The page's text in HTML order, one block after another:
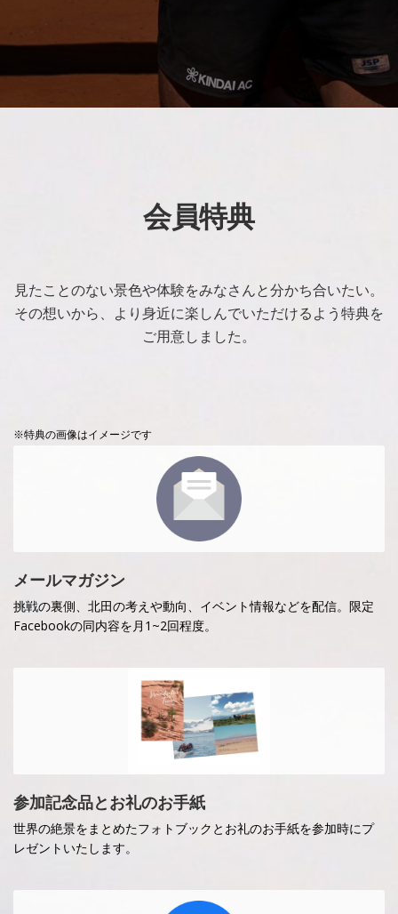
会員特典
見たことのない景色や体験をみなさんと分かち合いたい。
その想いから、より身近に楽しんでいただけるよう特典を
ご用意しました。
※特典の画像はイメージです
メールマガジン
挑戦の裏側、北田の考えや動向、イベント情報などを配信。限定
Facebookの同内容を月1~2回程度。
参加記念品とお礼のお手紙
世界の絶景をまとめたフォトブックとお礼のお手紙を参加時にプ
レゼントいたします。